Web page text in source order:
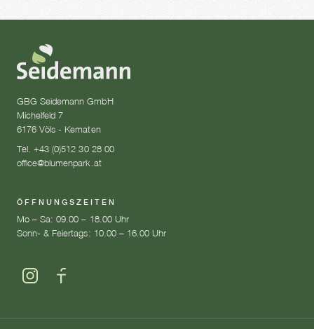
GBG Seidemann GmbH
Michelfeld 7
6176 Völs - Kematen
Tel. +43 (0)512 30 28 00
office@blumenpark.at
ÖFFNUNGSZEITEN
Mo – Sa: 09.00 – 18.00 Uhr
Sonn- & Feiertags: 10.00 – 16.00 Uhr